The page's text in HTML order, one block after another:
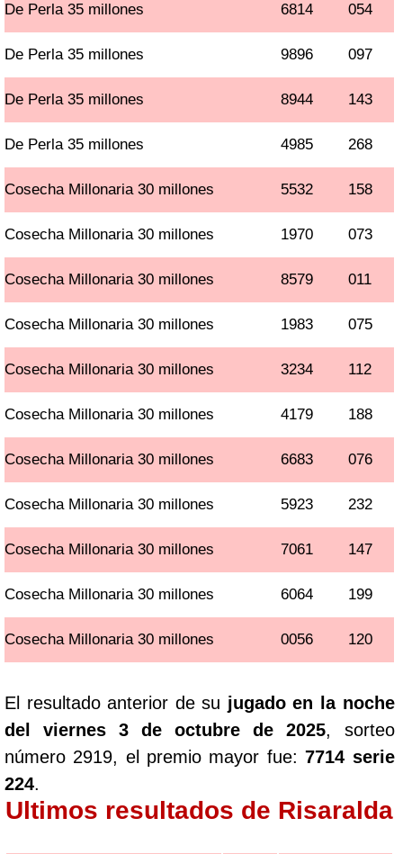
De Perla 35 millones 6814 054
De Perla 35 millones 9896 097
De Perla 35 millones 8944 143
De Perla 35 millones 4985 268
Cosecha Millonaria 30 millones 5532 158
Cosecha Millonaria 30 millones 1970 073
Cosecha Millonaria 30 millones 8579 011
Cosecha Millonaria 30 millones 1983 075
Cosecha Millonaria 30 millones 3234 112
Cosecha Millonaria 30 millones 4179 188
Cosecha Millonaria 30 millones 6683 076
Cosecha Millonaria 30 millones 5923 232
Cosecha Millonaria 30 millones 7061 147
Cosecha Millonaria 30 millones 6064 199
Cosecha Millonaria 30 millones 0056 120
El resultado anterior de su jugado en la noche
del viernes 3 de octubre de 2025, sorteo
número 2919, el premio mayor fue:7714 serie
224.
Ultimos resultados de Risaralda